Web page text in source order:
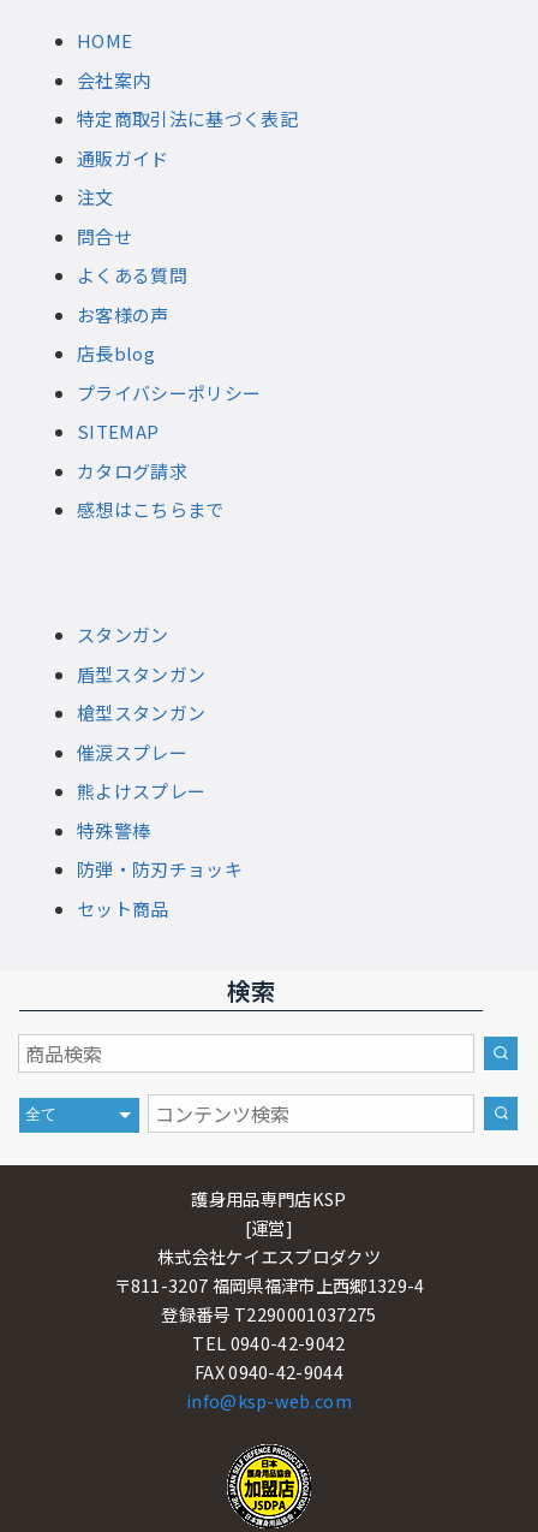
HOME
会社案内
特定商取引法に基づく表記
通販ガイド
注文
問合せ
よくある質問
お客様の声
店長blog
プライバシーポリシー
SITEMAP
カタログ請求
感想はこちらまで
スタンガン
盾型スタンガン
槍型スタンガン
催涙スプレー
熊よけスプレー
特殊警棒
防弾・防刃チョッキ
セット商品
検索
護身用品専門店KSP
[運営]
株式会社ケイエスプロダクツ
〒811-3207 福岡県福津市上西郷1329-4
登録番号 T2290001037275
TEL 0940-42-9042
FAX 0940-42-9044
info@ksp-web.com